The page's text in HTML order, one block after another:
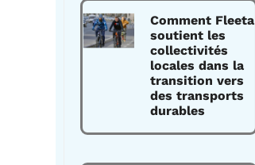
Comment Fleeta
soutient les
collectivités
locales dans la
transition vers
des transports
durables